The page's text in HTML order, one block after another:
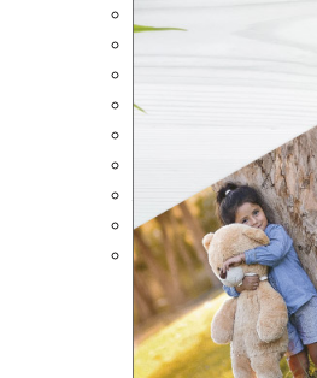
Tazas
Peluches
Portalápices
Puzles
Juegos de Mesa
Alfombrillas
Lámparas LED